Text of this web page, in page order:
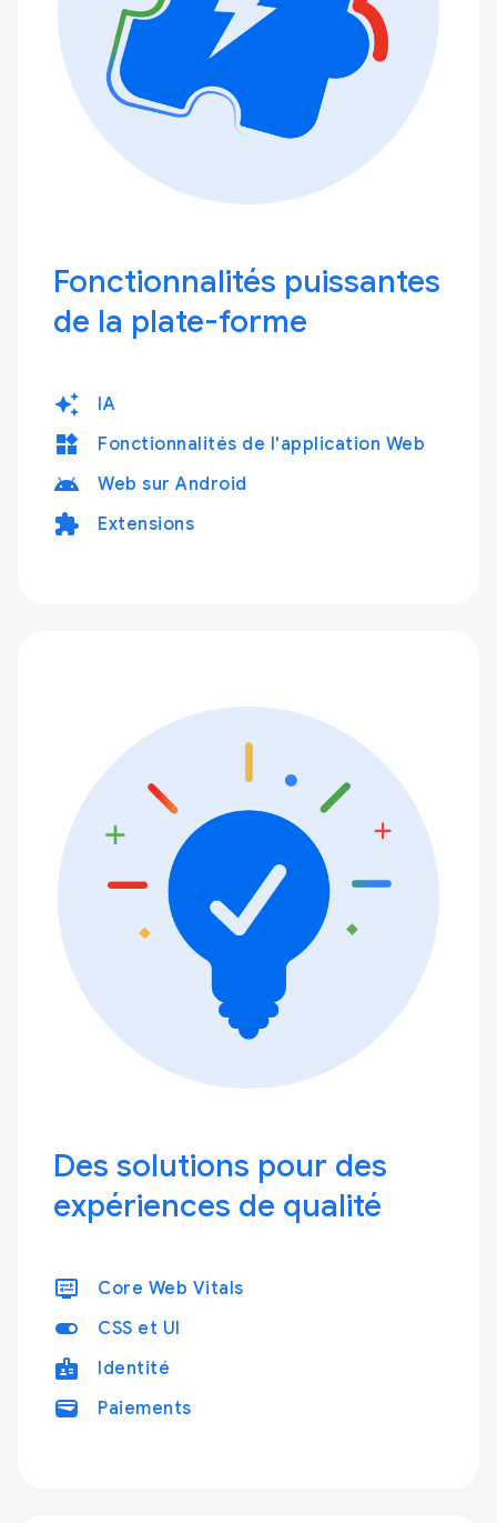
Fonctionnalités puissantes
de la plate-forme
auto_awesome IA
widgets Fonctionnalités de l'application Web
android Web sur Android
extension Extensions
Des solutions pour des
expériences de qualité
display_settings Core Web Vitals
toggle_on CSS et UI
badge Identité
wallet Paiements